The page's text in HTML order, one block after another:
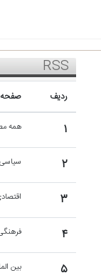
RSS
ردیف صفحه
۱ همه
۲ سیاسی
۳
۴
بین